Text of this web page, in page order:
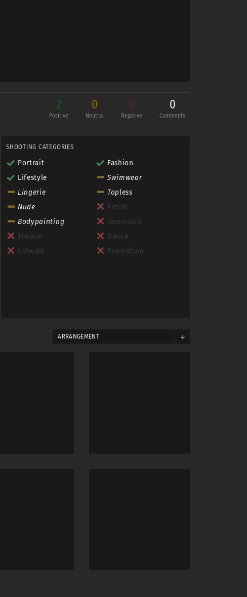
2
Positive
0
Neutral
0
Negative
0
Comments
SHOOTING CATEGORIES
Portrait
Lifestyle
Lingerie
Nude
Bodypainting
Theater
Catwalk
Fashion
Swimwear
Topless
Fetish
Television
Dance
Promotion
ARRANGEMENT